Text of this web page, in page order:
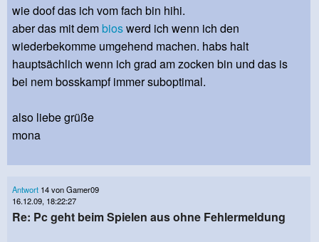
wie doof das ich vom fach bin hihi.
aber das mit dembioswerd ich wenn ich den
wiederbekomme umgehend machen. habs halt
hauptsächlich wenn ich grad am zocken bin und das is
bei nem bosskampf immer suboptimal.
also liebe grüße
mona
Antwort 14 von Gamer09
16.12.09, 18:22:27
Re: Pc geht beim Spielen aus ohne Fehlermeldung